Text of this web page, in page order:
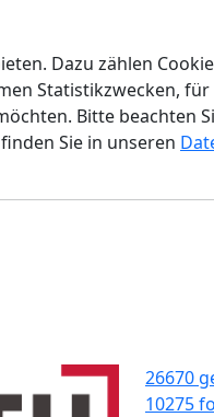
Dazu zählen
Statistikzwecken,
Bitte
Sie in unseren
26670
10275